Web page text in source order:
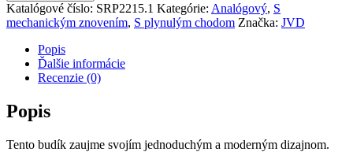
Katalógové číslo: SRP2215.1 Kategórie: Analógový, S
mechanickým znovením, S plynulým chodom Značka: JVD
Popis
Ďalšie informácie
Recenzie (0)
Popis
Tento budík zaujme svojím jednoduchým a moderným dizajnom.